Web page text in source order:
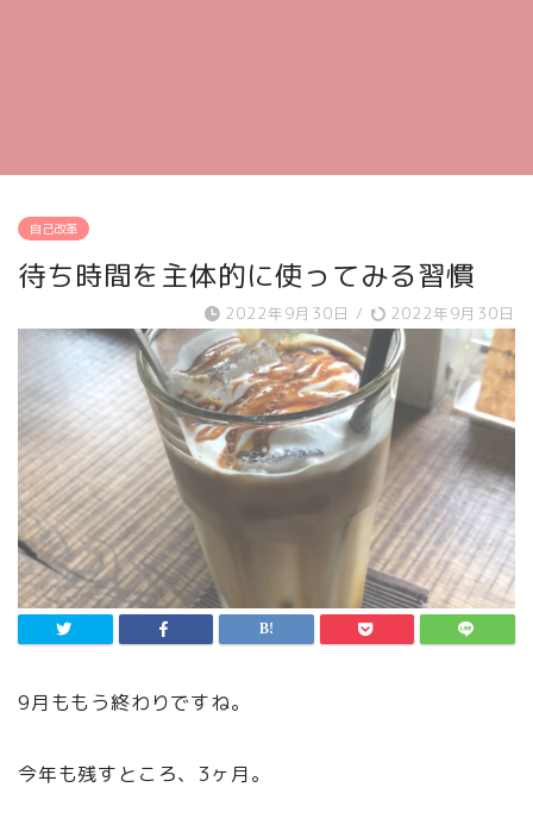
自己改革
待ち時間を主体的に使ってみる習慣
2022年9月30日 / 2022年9月30日
9月ももう終わりですね。
今年も残すところ、3ヶ月。